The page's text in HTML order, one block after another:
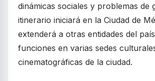
dinámicas sociales y problemas de
itinerario iniciará en la Ciudad de
extenderá a otras entidades del
funciones en varias sedes
cinematográficas de la ciudad.